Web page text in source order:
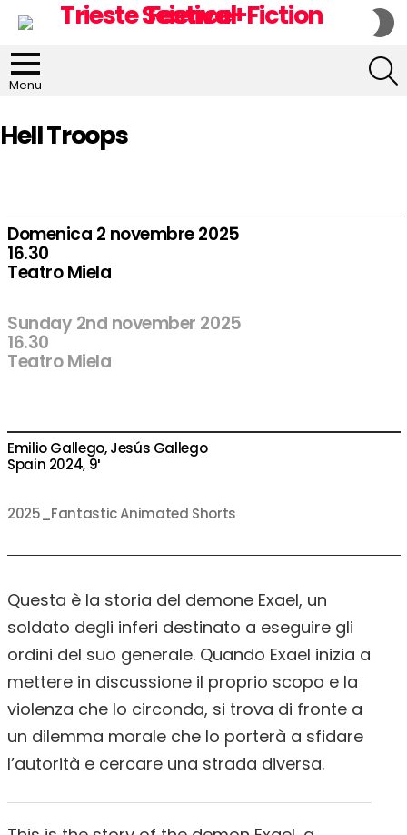
Menu
Hell Troops
Domenica 2 novembre 2025
16.30
Teatro Miela
Sunday 2nd november 2025
16.30
Teatro Miela
Emilio Gallego, Jesús Gallego
Spain 2024, 9′
2025_Fantastic Animated Shorts
Questa è la storia del demone Exael, un
soldato degli inferi destinato a eseguire gli
ordini del suo generale. Quando Exael inizia a
mettere in discussione il proprio scopo e la
violenza che lo circonda, si trova di fronte a
un dilemma morale che lo porterà a sfidare
l’autorità e cercare una strada diversa.